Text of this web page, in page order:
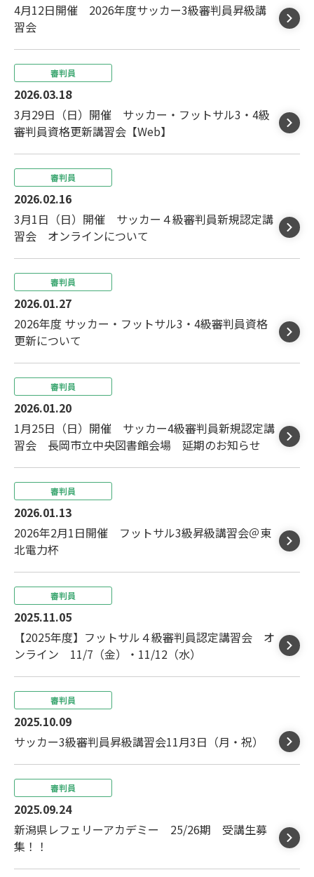
4月12日開催 2026年度サッカー3級審判員昇級講
習会
審判員
2026.03.18
3月29日（日）開催 サッカー・フットサル3・4級
審判員資格更新講習会【Web】
審判員
2026.02.16
3月1日（日）開催 サッカー４級審判員新規認定講
習会 オンラインについて
審判員
2026.01.27
2026年度 サッカー・フットサル3・4級審判員資格
更新について
審判員
2026.01.20
1月25日（日）開催 サッカー4級審判員新規認定講
習会 長岡市立中央図書館会場 延期のお知らせ
審判員
2026.01.13
2026年2月1日開催 フットサル3級昇級講習会＠東
北電力杯
審判員
2025.11.05
【2025年度】フットサル４級審判員認定講習会 オ
ンライン 11/7（金）・11/12（水）
審判員
2025.10.09
サッカー3級審判員昇級講習会11月3日（月・祝）
審判員
2025.09.24
新潟県レフェリーアカデミー 25/26期 受講生募
集！！